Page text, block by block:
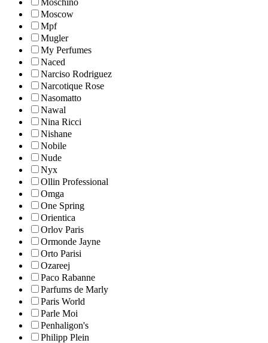
Moscow
Mpf
Mugler
My Perfumes
Naced
Narciso Rodriguez
Narcotique Rose
Nasomatto
Nawal
Nina Ricci
Nishane
Nobile
Nude
Nyx
Ollin Professional
Omga
One Spring
Orientica
Orlov Paris
Ormonde Jayne
Orto Parisi
Ozareej
Paco Rabanne
Parfums de Marly
Paris World
Parle Moi
Penhaligon's
Philipp Plein